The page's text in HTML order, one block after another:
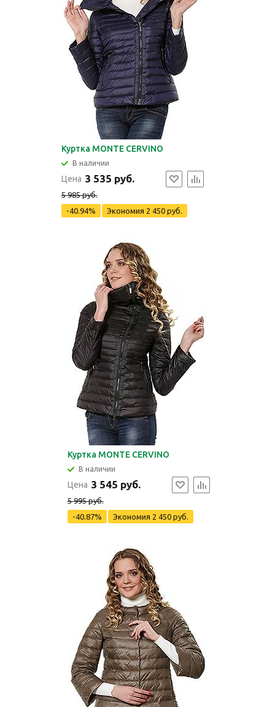
Куртка MONTE CERVINO
В наличии
Цена 3 535 руб.
5 985 руб.
-40.94%
Экономия 2 450 руб.
Куртка MONTE CERVINO
В наличии
Цена 3 545 руб.
5 995 руб.
-40.87%
Экономия 2 450 руб.